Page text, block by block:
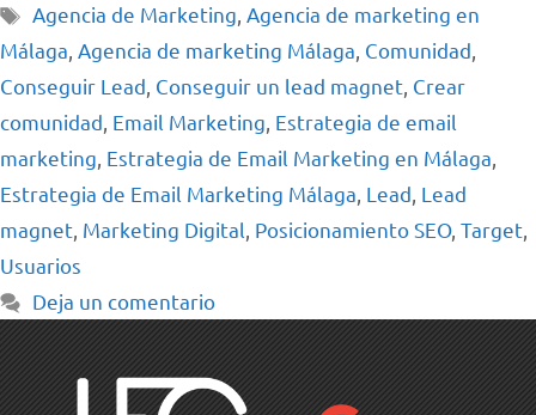
Agencia de Marketing,Agencia de marketing en
Málaga, Agencia de marketing Málaga, Comunidad,
Conseguir Lead, Conseguir un lead magnet, Crear
comunidad, Email Marketing, Estrategia de email
marketing, Estrategia de Email Marketing en Málaga,
Estrategia de Email Marketing Málaga, Lead, Lead
magnet, Marketing Digital, Posicionamiento SEO, Target,
Usuarios
Deja un comentario